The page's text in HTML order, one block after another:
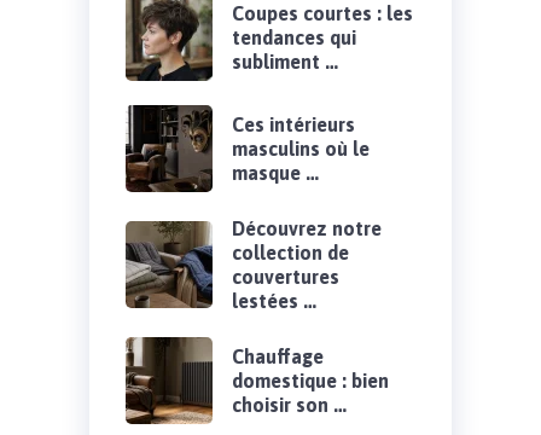
Coupes courtes : les
tendances qui
subliment …
Ces intérieurs
masculins où le
masque …
Découvrez notre
collection de
couvertures
lestées …
Chauffage
domestique : bien
choisir son …